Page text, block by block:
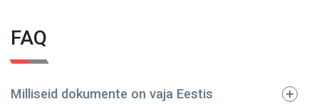
FAQ
Milliseid dokumente on vaja Eestis